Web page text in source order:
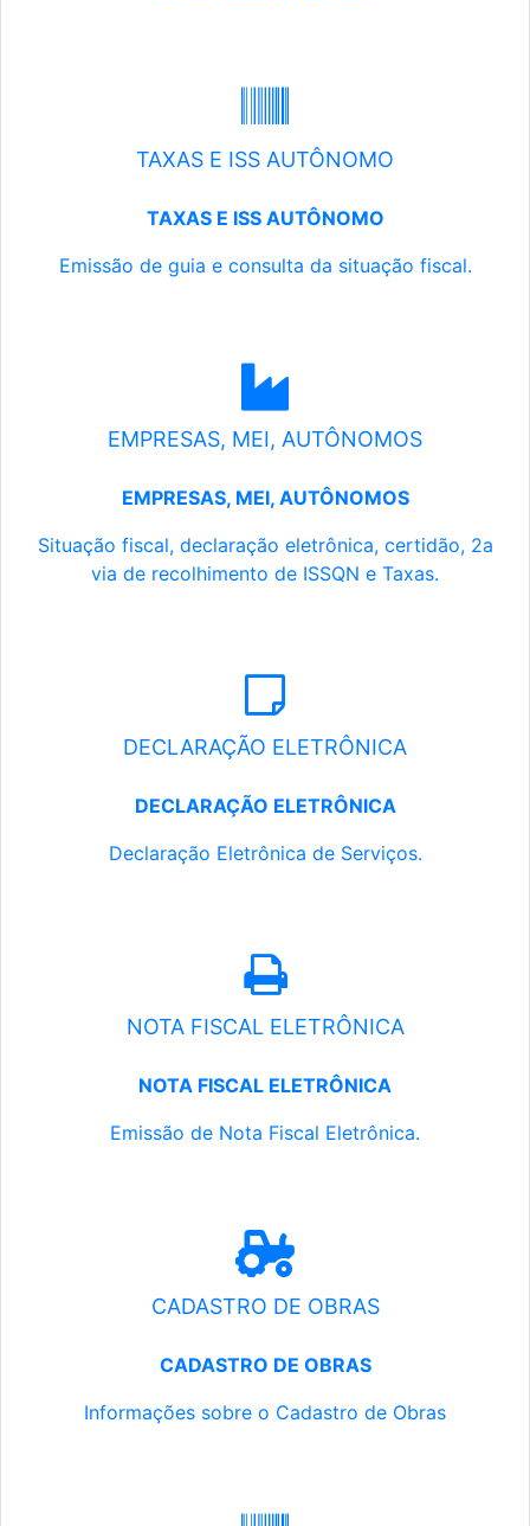
TAXAS E ISS AUTÔNOMO
TAXAS E ISS AUTÔNOMO
Emissão de guia e consulta da situação fiscal.
EMPRESAS, MEI, AUTÔNOMOS
EMPRESAS, MEI, AUTÔNOMOS
Situação fiscal, declaração eletrônica, certidão, 2a
via de recolhimento de ISSQN e Taxas.
DECLARAÇÃO ELETRÔNICA
DECLARAÇÃO ELETRÔNICA
Declaração Eletrônica de Serviços.
NOTA FISCAL ELETRÔNICA
NOTA FISCAL ELETRÔNICA
Emissão de Nota Fiscal Eletrônica.
CADASTRO DE OBRAS
CADASTRO DE OBRAS
Informações sobre o Cadastro de Obras